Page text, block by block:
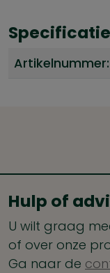
Artikelnummer:
Hulp of
U wilt graag
of over onze
Ga naar de